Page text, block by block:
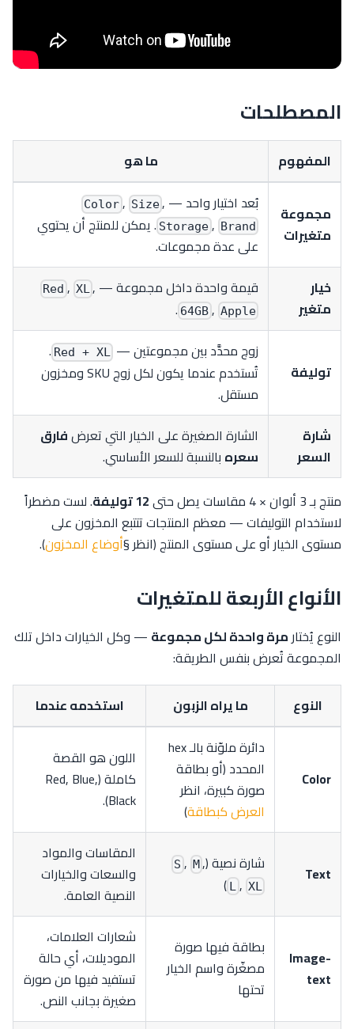
المصطلحات
المفهوم ما هو
مجموعة
متغيرات
بُعد اختيار واحد — Color , Size,
Storage , Brand
. يمكن للمنتج أن يحتوي
على عدة مجموعات.
خيار
متغير
قيمة واحدة داخل مجموعة — Red , XL,
64GB , Apple
.
توليفة
زوج محدَّد بين مجموعتين — Red + XL
.
تُستخدم عندما يكون لكل زوج SKU ومخزون
مستقل.
شارة
السعر
الشارة الصغيرة على الخيار التي تعرضفارق
سعره بالنسبة للسعر الأساسي.
منتج بـ 3 ألوان × 4 مقاسات يصل حتى
12 توليفة
. لست مضطراً
لاستخدام التوليفات — معظم المنتجات تتتبع المخزون على
مستوى الخيار أو على مستوى المنتج (انظر §أوضاع المخزون).
الأنواع الأربعة للمتغيرات
النوع يُختارمرة واحدة لكل مجموعة — وكل الخيارات داخل تلك
المجموعة تُعرض بنفس الطريقة:
النوع
ما يراه الزبون استخدمه عندما
Color
دائرة ملوّنة بالـ hex
المحدد (أو بطاقة
صورة كبيرة، انظر
العرض كبطاقة)
اللون هو القصة
كاملة (Red, Blue,
Black).
Text شارة نصية ( S , M ,
L , XL
)
المقاسات والمواد
والسعات والخيارات
النصية العامة.
Image-
text
بطاقة فيها صورة
مصغّرة واسم الخيار
تحتها
شعارات العلامات،
الموديلات، أي حالة
تستفيد فيها من صورة
صغيرة بجانب النص.